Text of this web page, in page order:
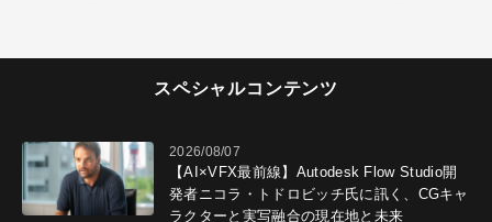
スペシャルコンテンツ
2026/08/07
【AI×VFX最前線】Autodesk Flow Studio開
発者ニコラ・トドロビッチ氏に訊く、CGキャ
ラクターと実写融合の現在地と未来